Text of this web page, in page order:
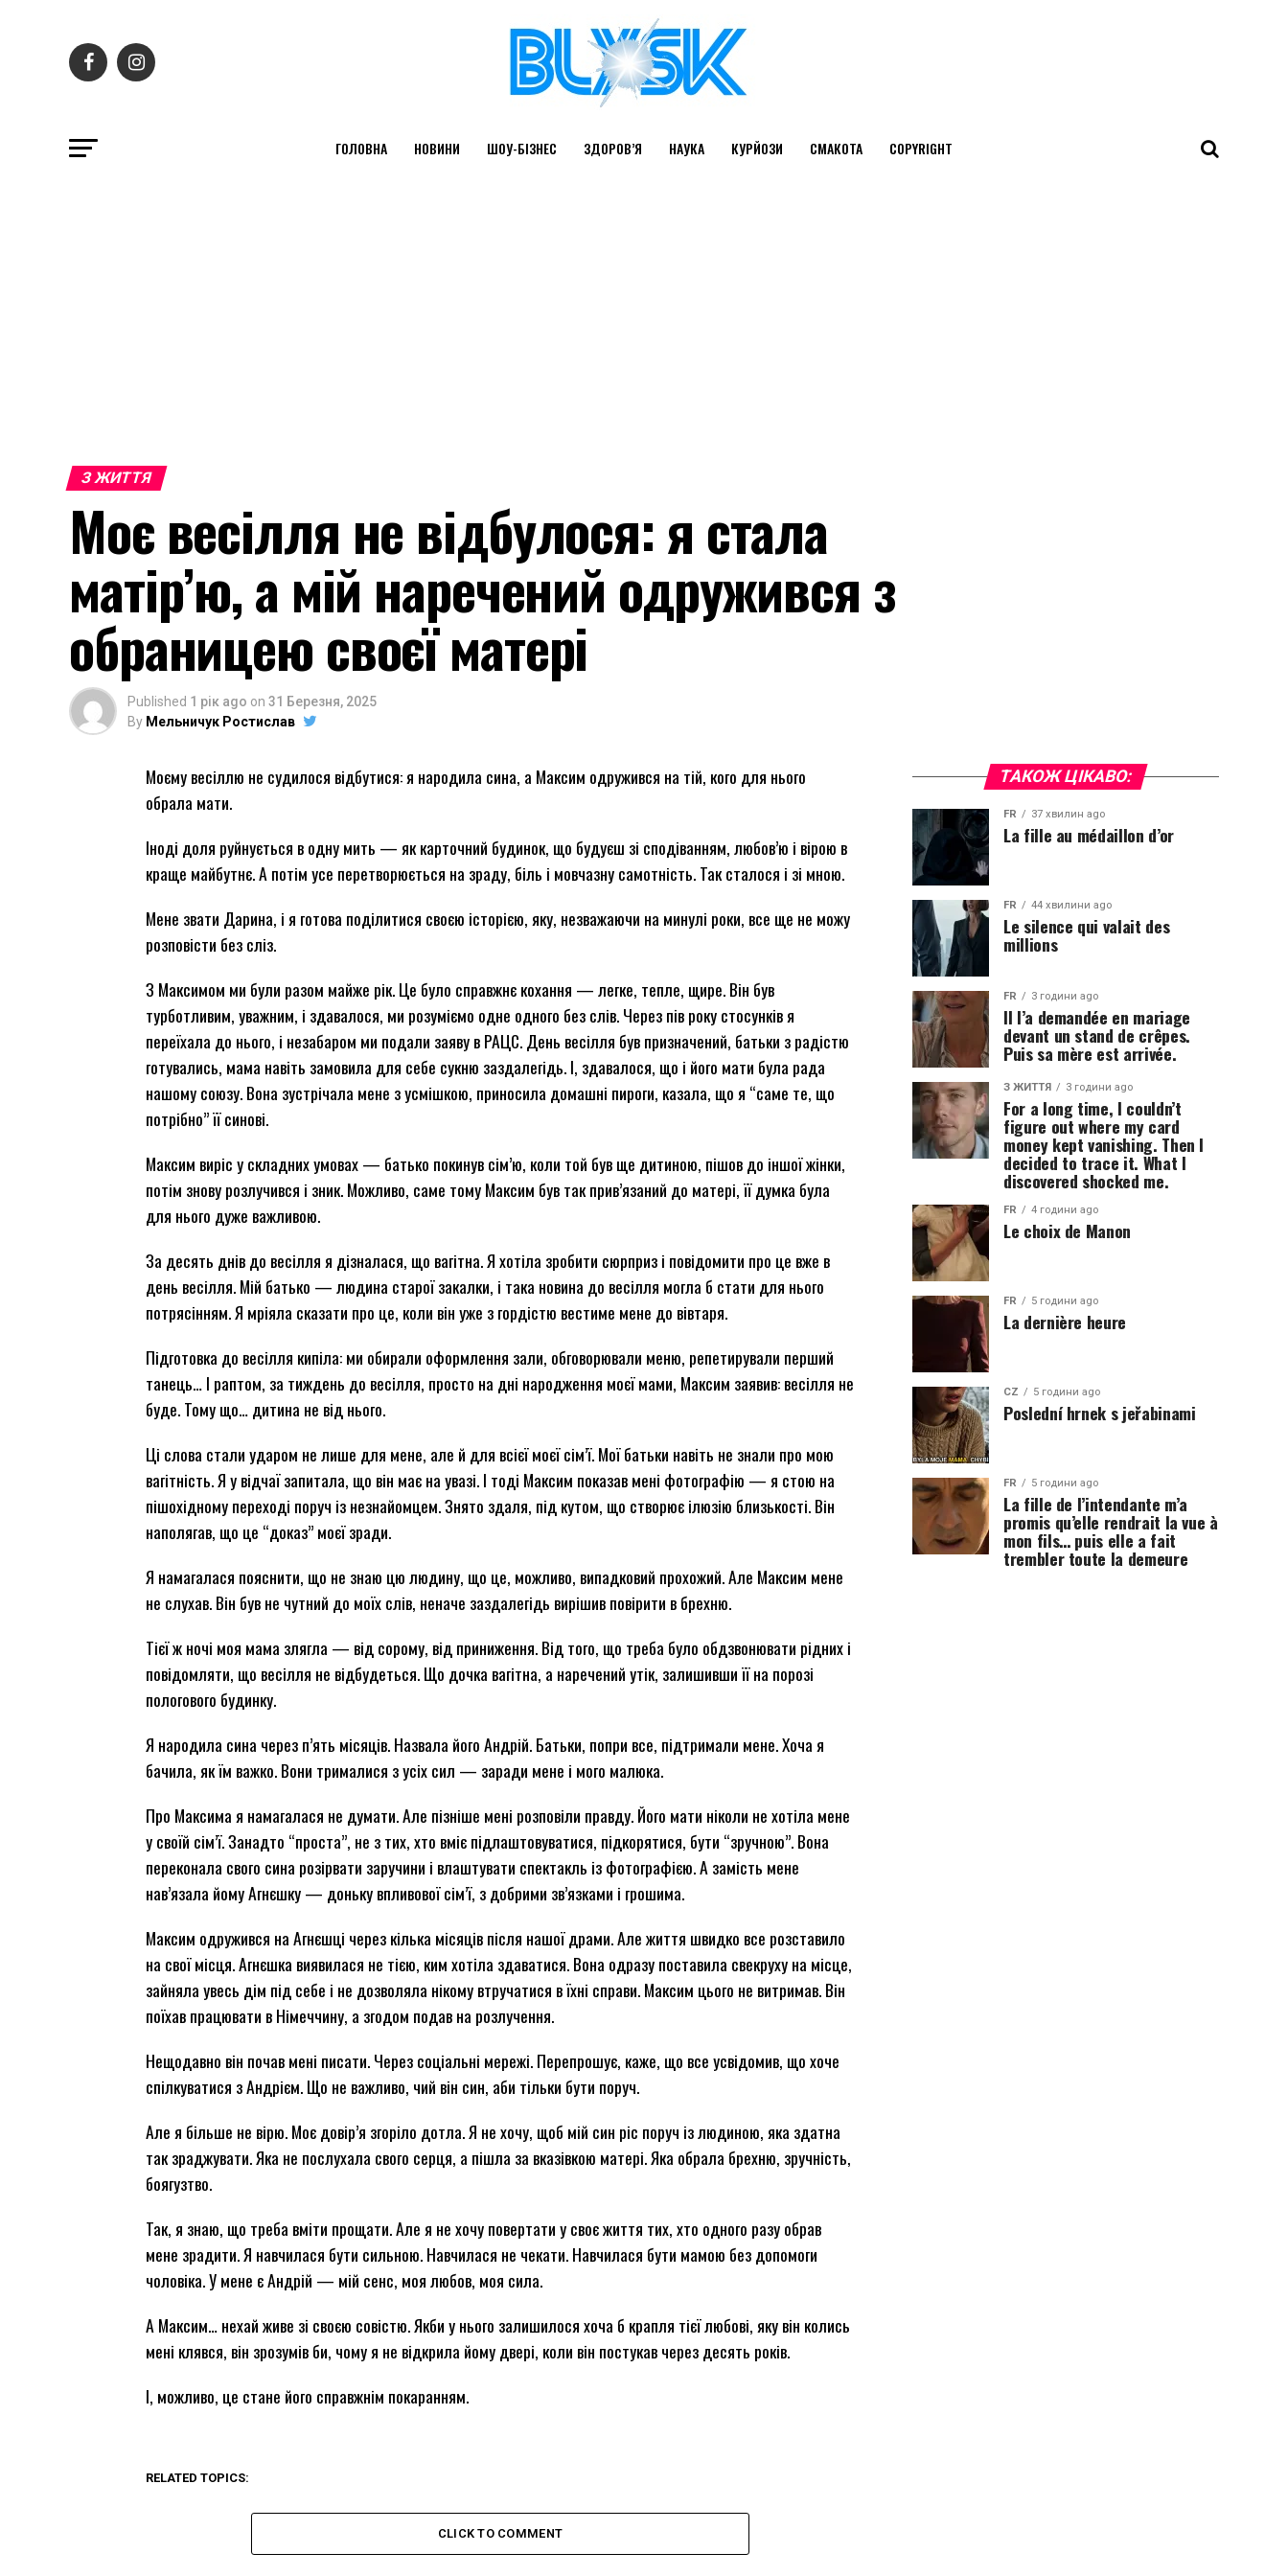
ГОЛОВНА НОВИНИ ШОУ-БІЗНЕС ЗДОРОВ’Я НАУКА КУРЙОЗИ СМАКОТА COPYRIGHT
З ЖИТТЯ
Моє весілля не відбулося: я стала
матір’ю, а мій наречений одружився з
обраницею своєї матері
Published 1 рік ago on 31 Березня, 2025
By Мельничук Ростислав
Моєму весіллю не судилося відбутися: я народила сина, а Максим одружився на тій, кого для нього
обрала мати.
Іноді доля руйнується в одну мить — як карточний будинок, що будуєш зі сподіванням, любов’ю і вірою в
краще майбутнє. А потім усе перетворюється на зраду, біль і мовчазну самотність. Так сталося і зі мною.
Мене звати Дарина, і я готова поділитися своєю історією, яку, незважаючи на минулі роки, все ще не можу
розповісти без сліз.
З Максимом ми були разом майже рік. Це було справжнє кохання — легке, тепле, щире. Він був
турботливим, уважним, і здавалося, ми розуміємо одне одного без слів. Через пів року стосунків я
переїхала до нього, і незабаром ми подали заяву в РАЦС. День весілля був призначений, батьки з радістю
готувались, мама навіть замовила для себе сукню заздалегідь. І, здавалося, що і його мати була рада
нашому союзу. Вона зустрічала мене з усмішкою, приносила домашні пироги, казала, що я “саме те, що
потрібно” її синові.
Максим виріс у складних умовах — батько покинув сім’ю, коли той був ще дитиною, пішов до іншої жінки,
потім знову розлучився і зник. Можливо, саме тому Максим був так прив’язаний до матері, її думка була
для нього дуже важливою.
За десять днів до весілля я дізналася, що вагітна. Я хотіла зробити сюрприз і повідомити про це вже в
день весілля. Мій батько — людина старої закалки, і така новина до весілля могла б стати для нього
потрясінням. Я мріяла сказати про це, коли він уже з гордістю вестиме мене до вівтаря.
Підготовка до весілля кипіла: ми обирали оформлення зали, обговорювали меню, репетирували перший
танець… І раптом, за тиждень до весілля, просто на дні народження моєї мами, Максим заявив: весілля не
буде. Тому що… дитина не від нього.
Ці слова стали ударом не лише для мене, але й для всієї моєї сім’ї. Мої батьки навіть не знали про мою
вагітність. Я у відчаї запитала, що він має на увазі. І тоді Максим показав мені фотографію — я стою на
пішохідному переході поруч із незнайомцем. Знято здаля, під кутом, що створює ілюзію близькості. Він
наполягав, що це “доказ” моєї зради.
Я намагалася пояснити, що не знаю цю людину, що це, можливо, випадковий прохожий. Але Максим мене
не слухав. Він був не чутний до моїх слів, неначе заздалегідь вирішив повірити в брехню.
Тієї ж ночі моя мама злягла — від сорому, від приниження. Від того, що треба було обдзвонювати рідних і
повідомляти, що весілля не відбудеться. Що дочка вагітна, а наречений утік, залишивши її на порозі
пологового будинку.
Я народила сина через п’ять місяців. Назвала його Андрій. Батьки, попри все, підтримали мене. Хоча я
бачила, як їм важко. Вони трималися з усіх сил — заради мене і мого малюка.
Про Максима я намагалася не думати. Але пізніше мені розповіли правду. Його мати ніколи не хотіла мене
у своїй сім’ї. Занадто “проста”, не з тих, хто вміє підлаштовуватися, підкорятися, бути “зручною”. Вона
переконала свого сина розірвати заручини і влаштувати спектакль із фотографією. А замість мене
нав’язала йому Агнєшку — доньку впливової сім’ї, з добрими зв’язками і грошима.
Максим одружився на Агнєшці через кілька місяців після нашої драми. Але життя швидко все розставило
на свої місця. Агнєшка виявилася не тією, ким хотіла здаватися. Вона одразу поставила свекруху на місце,
зайняла увесь дім під себе і не дозволяла нікому втручатися в їхні справи. Максим цього не витримав. Він
поїхав працювати в Німеччину, а згодом подав на розлучення.
Нещодавно він почав мені писати. Через соціальні мережі. Перепрошує, каже, що все усвідомив, що хоче
спілкуватися з Андрієм. Що не важливо, чий він син, аби тільки бути поруч.
Але я більше не вірю. Моє довір’я згоріло дотла. Я не хочу, щоб мій син ріс поруч із людиною, яка здатна
так зраджувати. Яка не послухала свого серця, а пішла за вказівкою матері. Яка обрала брехню, зручність,
боягузтво.
Так, я знаю, що треба вміти прощати. Але я не хочу повертати у своє життя тих, хто одного разу обрав
мене зрадити. Я навчилася бути сильною. Навчилася не чекати. Навчилася бути мамою без допомоги
чоловіка. У мене є Андрій — мій сенс, моя любов, моя сила.
А Максим… нехай живе зі своєю совістю. Якби у нього залишилося хоча б крапля тієї любові, яку він колись
мені клявся, він зрозумів би, чому я не відкрила йому двері, коли він постукав через десять років.
І, можливо, це стане його справжнім покаранням.
RELATED TOPICS:
CLICK TO COMMENT
ТАКОЖ ЦІКАВО:
FR 37 хвилин ago
La fille au médaillon d’or
FR 44 хвилини ago
Le silence qui valait des
millions
FR 3 години ago
Il l’a demandée en mariage
devant un stand de crêpes.
Puis sa mère est arrivée.
З ЖИТТЯ 3 години ago
For a long time, I couldn’t
figure out where my card
money kept vanishing. Then I
decided to trace it. What I
discovered shocked me.
FR 4 години ago
Le choix de Manon
FR 5 години ago
La dernière heure
CZ 5 години ago
Poslední hrnek s jeřabinami
FR 5 години ago
La fille de l’intendante m’a
promis qu’elle rendrait la vue à
mon fils… puis elle a fait
trembler toute la demeure